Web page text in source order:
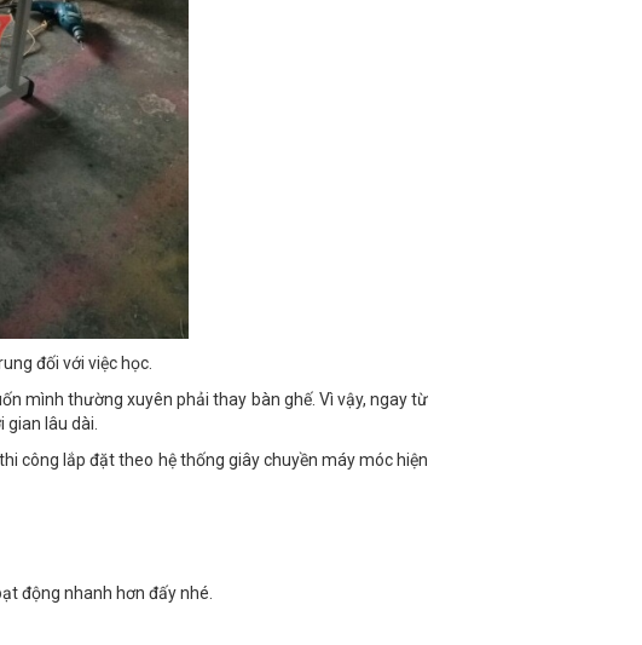
đối với việc học.
mình thường xuyên phải thay bàn ghế. Vì vậy, ngay từ
gian lâu dài.
công lắp đặt theo hệ thống giây chuyền máy móc hiện
động nhanh hơn đấy nhé.